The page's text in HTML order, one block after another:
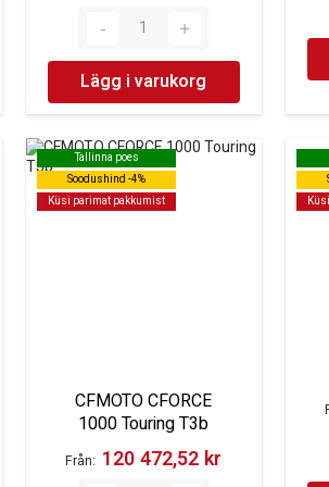
Lägg i varukorg
Tallinna poes
Soodushind -4%
Küsi parimat pakkumist
Tallinna poes
Soodushind -4%
Küsi parimat pakkumist
CFMOTO CFORCE
1000 Touring T3b
Från 120 472,52 kr‎